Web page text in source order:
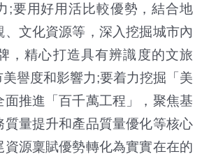
;要用好用活比較優勢，結合地
文化資源等，深入挖掘城市內
，精心打造具有辨識度的文旅
譽度和影響力;要着力挖掘「美
面推進「百千萬工程」，聚焦基
質量提升和產品質量優化等核心
資源稟賦優勢轉化為實實在在的